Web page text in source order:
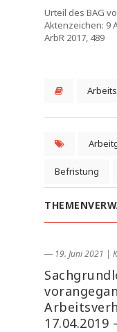
Urteil des BAG
Aktenzeichen: 9
ArbR 2017, 489
Befristung
― 19. Juni 2021 |
17.04.2019